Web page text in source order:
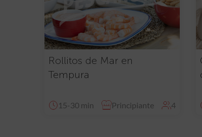
Rollitos de Mar en
Tempura
15-30 min Principiante 4